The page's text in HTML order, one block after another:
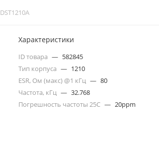
DST1210A
Характеристики
ID товара — 582845
Тип корпуса — 1210
ESR, Ом (макс) @1 кГц — 80
Частота, кГц — 32.768
Погрешность частоты 25С — 20ppm